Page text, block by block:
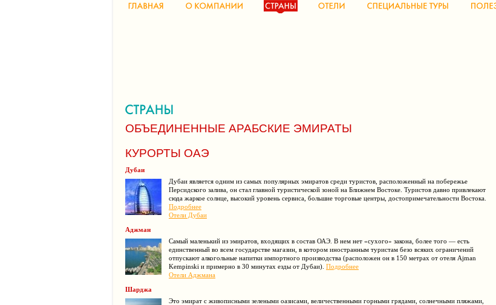
ОБЪЕДИНЕННЫЕ АРАБСКИЕ ЭМИРАТЫ
КУРОРТЫ ОАЭ
Дубаи
Дубаи является одним из самых популярных эмиратов среди туристов, расположенный на побережье
Персидского залива, он стал главной туристической зоной на Ближнем Востоке. Туристов давно привлекают
сюда жаркое солнце, высокий уровень сервиса, большие торговые центры, достопримечательности Востока.
Подробнее
Отели Дубаи
Аджман
Самый маленький из эмиратов, входящих в состав ОАЭ. В нем нет «сухого» закона, более того — есть
единственный во всем государстве магазин, в котором иностранным туристам безо всяких ограничений
отпускают алкогольные напитки импортного производства (расположен он в 150 метрах от отеля Ajman
Kempinski и примерно в 30 минутах езды от Дубаи). Подробнее
Отели Аджмана
Шарджа
Это эмират с живописными зелеными оазисами, величественными горными грядами, солнечными пляжами,